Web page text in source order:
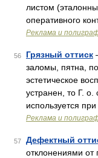
листом
оперативного
Реклама и
56 Грязный оттиск
заломы, пятна,
эстетическое
устранен, то Г.
используется
Реклама и
57 Дефектный
отклонениями